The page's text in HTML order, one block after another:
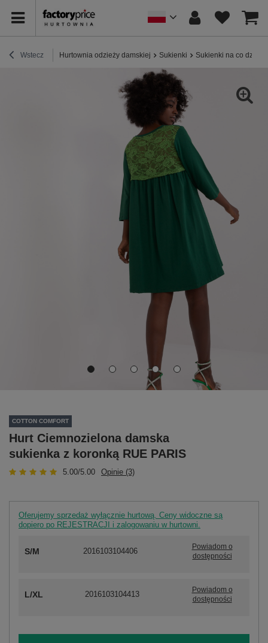
Wstecz Hurtownia odzieży damskiej Sukienki Sukienki na co dzień
COTTON COMFORT
Hurt Ciemnozielona damska
sukienka z koronką RUE PARIS
5.00/5.00 Opinie (3)
Oferujemy sprzedaż wyłącznie hurtową. Ceny widoczne są
dopiero po REJESTRACJI i zalogowaniu w hurtowni.
S/M 2016103104406
Powiadom o
dostępności
L/XL 2016103104413
Powiadom o
dostępności